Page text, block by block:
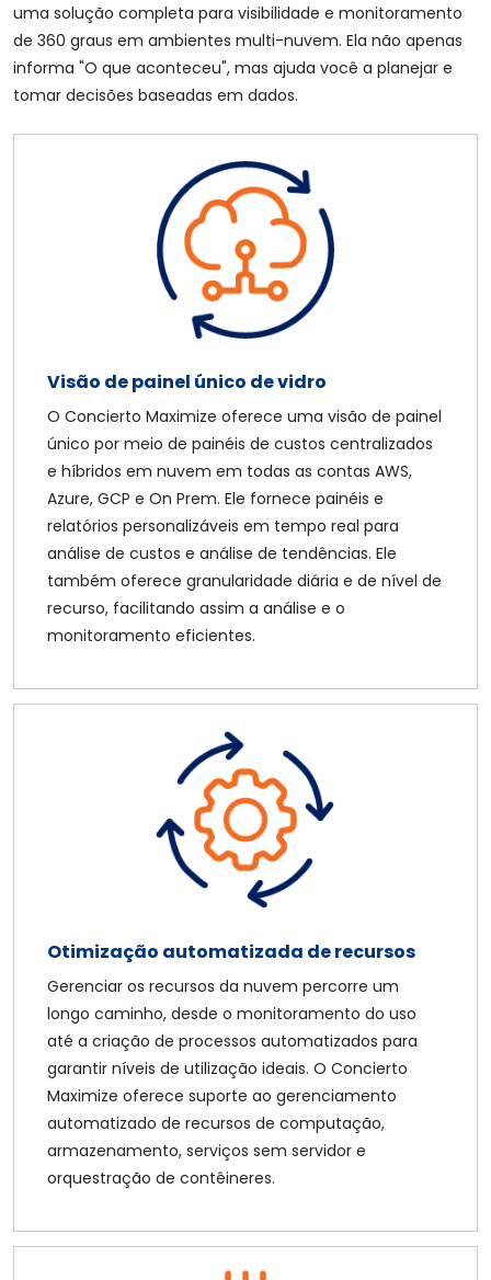
uma solução completa para visibilidade e monitoramento
de 360 graus em ambientes multi-nuvem. Ela não apenas
informa "O que aconteceu", mas ajuda você a planejar e
tomar decisões baseadas em dados.
Visão de painel único de vidro
O Concierto Maximize oferece uma visão de painel
único por meio de painéis de custos centralizados
e híbridos em nuvem em todas as contas AWS,
Azure, GCP e On Prem. Ele fornece painéis e
relatórios personalizáveis em tempo real para
análise de custos e análise de tendências. Ele
também oferece granularidade diária e de nível de
recurso, facilitando assim a análise e o
monitoramento eficientes.
Otimização automatizada de recursos
Gerenciar os recursos da nuvem percorre um
longo caminho, desde o monitoramento do uso
até a criação de processos automatizados para
garantir níveis de utilização ideais. O Concierto
Maximize oferece suporte ao gerenciamento
automatizado de recursos de computação,
armazenamento, serviços sem servidor e
orquestração de contêineres.